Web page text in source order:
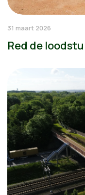
31 maart 2026
Red de